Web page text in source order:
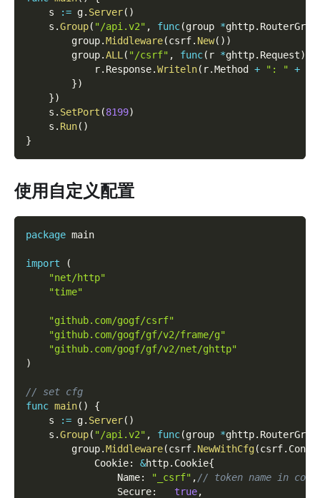
    s
:= g. Server( )
    s
.Group( "/api.v2" , func(group *ghttp.
        group
.Middleware(csrf. New( ) )
        group
.ALL ( "/csrf" , func( r *ghttp. Request)
            r
. Response.Writeln( r.Method + ": " +
})
})
    s
. SetPort (8199)
    s
. Run( )
}
使用自定义配置
package main
import
(
"net/http"
"time"
"github.com/gogf/csrf"
"github.com/gogf/gf/v2/frame/g"
"github.com/gogf/gf/v2/net/ghttp"
)
// set cfg
func main( )
{
    s
:= g. Server( )
    s
.Group( "/api.v2" , func(group *ghttp.
        group
.Middleware(csrf. NewWithCfg(csrf.
            Cookie
: &http. Cookie{
                Name
: "_csrf" ,// token name in
                Secure
: true,